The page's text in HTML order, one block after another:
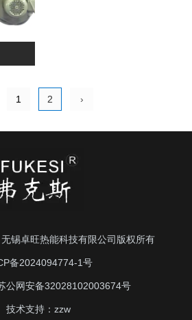
1 2 ›
锡卓旺热能科技有限公司版权所有
备2024094774-1号
公网安备32028102003674号
技术支持： zzw